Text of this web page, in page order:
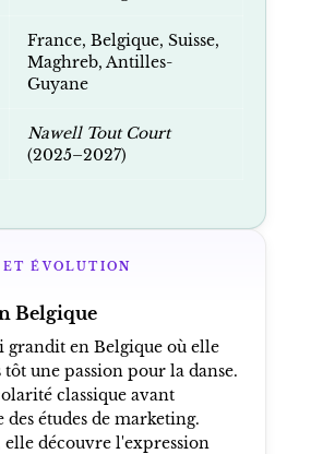
France, Belgique, Suisse,
Maghreb, Antilles-
Guyane
Nawell Tout Court
(2025–2027)
ÉVOLUTION
Belgique
grandit en Belgique où elle
une passion pour la danse.
classique avant
études de marketing.
découvre l'expression